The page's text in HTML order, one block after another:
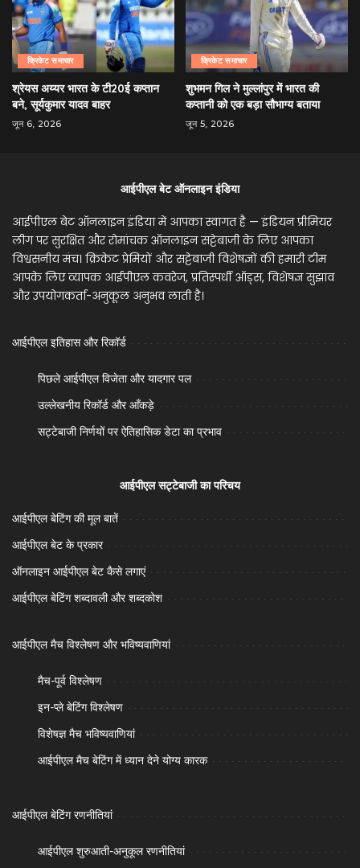
क्रिकेट समाचार
श्रेयस अय्यर भारत के टी20ई कप्तान
बने, सूर्यकुमार यादव बाहर
जून 6, 2026
क्रिकेट समाचार
शुभमन गिल ने मुल्लांपुर में भारत की
कप्तानी को एक बड़ा सौभाग्य बताया
जून 5, 2026
आईपीएल बेट ऑनलाइन इंडिया
आईपीएल बेट ऑनलाइन इंडिया में आपका स्वागत है — इंडियन प्रीमियर
लीग पर सुरक्षित और रोमांचक ऑनलाइन सट्टेबाजी के लिए आपका
विश्वसनीय मंच। क्रिकेट प्रेमियों और सट्टेबाजी विशेषज्ञों की हमारी टीम
आपके लिए व्यापक आईपीएल कवरेज, प्रतिस्पर्धी ऑड्स, विशेषज्ञ सुझाव
और उपयोगकर्ता-अनुकूल अनुभव लाती है।
आईपीएल इतिहास और रिकॉर्ड
पिछले आईपीएल विजेता और यादगार पल
उल्लेखनीय रिकॉर्ड और आँकड़े
सट्टेबाजी निर्णयों पर ऐतिहासिक डेटा का प्रभाव
आईपीएल सट्टेबाजी का परिचय
आईपीएल बेटिंग की मूल बातें
आईपीएल बेट के प्रकार
ऑनलाइन आईपीएल बेट कैसे लगाएं
आईपीएल बेटिंग शब्दावली और शब्दकोश
आईपीएल मैच विश्लेषण और भविष्यवाणियां
मैच-पूर्व विश्लेषण
इन-प्ले बेटिंग विश्लेषण
विशेषज्ञ मैच भविष्यवाणियां
आईपीएल मैच बेटिंग में ध्यान देने योग्य कारक
आईपीएल बेटिंग रणनीतियां
आईपीएल शुरुआती-अनुकूल रणनीतियां